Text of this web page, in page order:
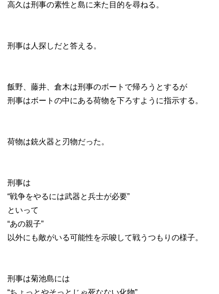
高久は刑事の素性と島に来た目的を尋ねる。
刑事は人探しだと答える。
飯野、藤井、倉木は刑事のボートで帰ろうとするが
刑事はボートの中にある荷物を下ろすように指示する。
荷物は銃火器と刃物だった。
刑事は
“戦争をやるには武器と兵士が必要”
といって
“あの親子”
以外にも敵がいる可能性を示唆して戦うつもりの様子。
刑事は菊池島には